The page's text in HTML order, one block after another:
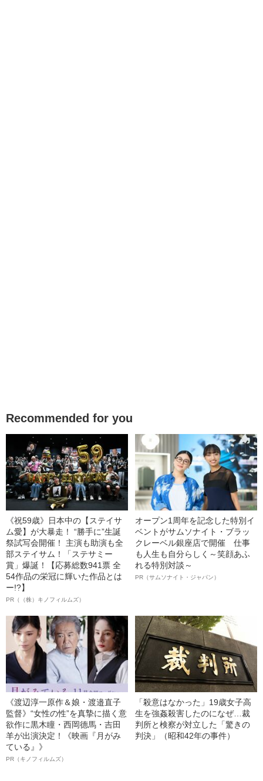
Recommended for you
《祝59歳》日本中の【ステイサ
ム愛】が大暴走！ “勝手に”生誕
祭試写会開催！ 主演も助演も全
部ステイサム！「ステサミー
賞」爆誕！【応募総数941票 全
54作品の栄冠に輝いた作品とは
ー!?】
PR（（株）キノフィルムズ）
オープン1周年を記念した特別イ
ベントがサムソナイト・ブラッ
クレーベル銀座店で開催 仕事
も人生も自分らしく～笑顔あふ
れる特別対談～
PR（サムソナイト・ジャパン）
《渡辺淳一原作＆娘・渡邉直子
監督》“女性の性”を真摯に描く意
欲作に黒木瞳・西岡德馬・吉田
羊が出演決定！《映画『月がみ
ている』》
PR（キノフィルムズ）
「殺意はなかった」19歳女子高
生を強姦殺害したのになぜ…裁
判所と検察が対立した「驚きの
判決」（昭和42年の事件）